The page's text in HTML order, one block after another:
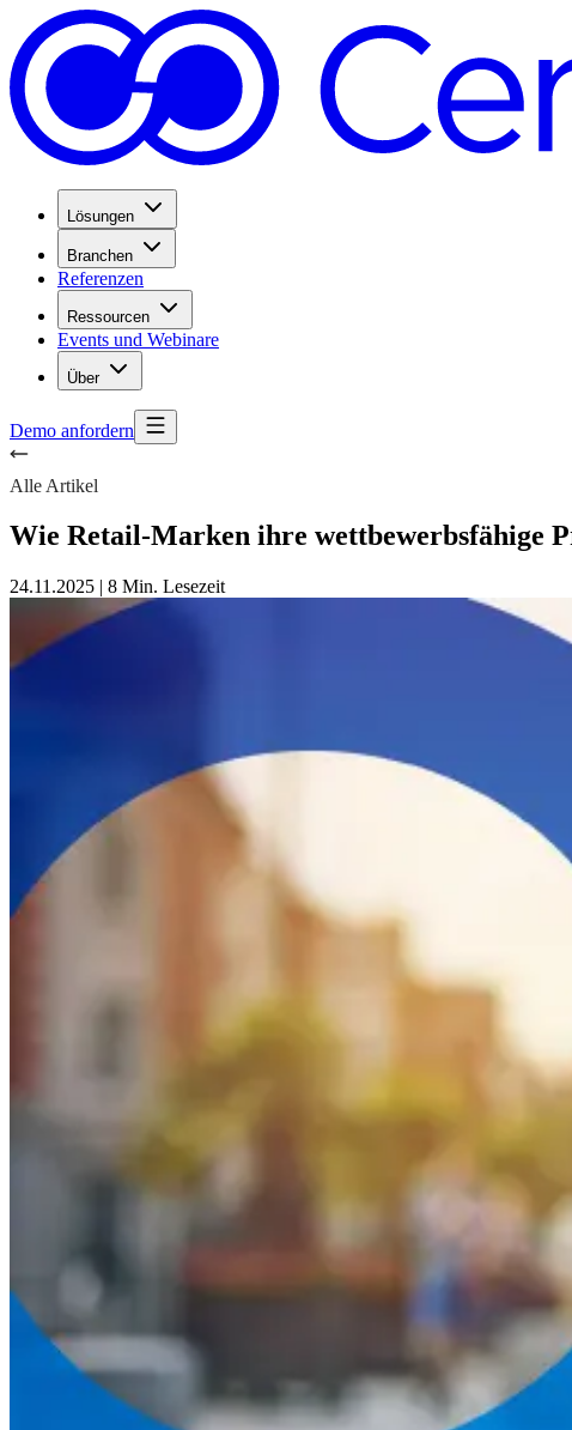
Lösungen
Branchen
Referenzen
Ressourcen
Events und Webinare
Über
Demo anfordern
Alle Artikel
Wie Retail-Marken ihre wettbewerbsfähige
24.11.2025 | 8 Min. Lesezeit